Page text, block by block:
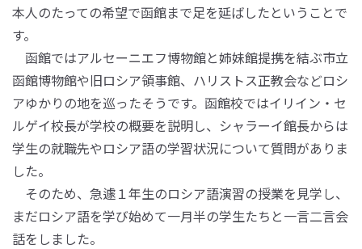
本人のたっての希望で函館まで足を延ばしたということで
す。
函館ではアルセーニエフ博物館と姉妹館提携を結ぶ市立
函館博物館や旧ロシア領事館、ハリストス正教会などロシ
アゆかりの地を巡ったそうです。函館校ではイリイン・セ
ルゲイ校長が学校の概要を説明し、シャラーイ館長からは
学生の就職先やロシア語の学習状況について質問がありま
した。
そのため、急遽１年生のロシア語演習の授業を見学し、
まだロシア語を学び始めて一月半の学生たちと一言二言会
話をしました。